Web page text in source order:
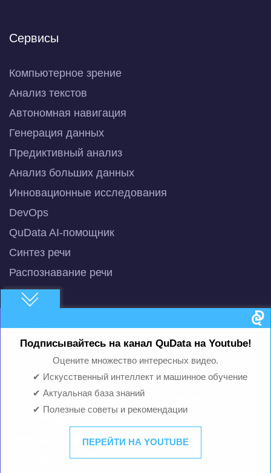
Подписывайтесь на канал QuData на Youtube!
Оцените множество интересных видео.
✔ Искусственный интеллект и машинное обучение
✔ Актуальная база знаний
✔ Полезные советы и рекомендации
ПЕРЕЙТИ НА YOUTUBE
Сервисы
Компьютерное зрение
Анализ текстов
Автономная навигация
Генерация данных
Предиктивный анализ
Анализ больших данных
Инновационные исследования
DevOps
QuData AI-помощник
Синтез речи
Распознавание речи
Чат-бот для опросов в социальных сетях
Анализ игровых процессов
Система анализа и ответов на отзывы
Управление с помощью глаз
Команды вашего голосового помощника
Исследования "Common Sense"